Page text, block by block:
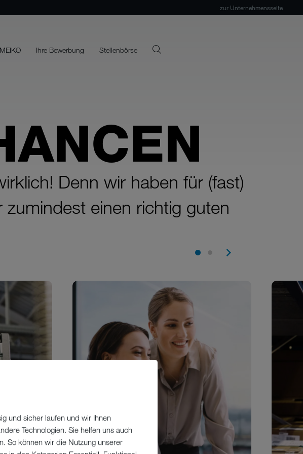
und sicher laufen und wir Ihnen
Technologien. Sie helfen uns auch
So können wir die Nutzung unserer
zur Unternehmensseite
Ihre Bewerbung Stellenbörse
Denn wir haben für (fast)
einen richtig guten